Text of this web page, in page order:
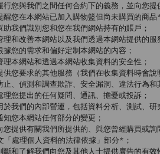
行您與我們之間任何合約下的義務，並向您
醒您在本網站已加入購物籃但尚未購買的商品
助我們識別您和您在我們網站持有的賬戶；
理和改善本網站以及我們透過本網站提供的服
據您的需求和偏好定制本網站的內容；
理本網站和透過本網站收集資料的安全性；
供您要求的其他服務（我們在收集資料時會說
止、偵測和調查欺詐、安全漏洞、違法行為
理您提出的任何疑問、通訊、擔憂或投訴；
於我們的內部營運，包括資料分析、測試、研
知您本網站任何部分的變更；
您提供有關我們所提供的、與您曾經購買或
「處理個人資料的法律依據」部分*；
斷和了解我們向您及其他人士提供廣告的有效